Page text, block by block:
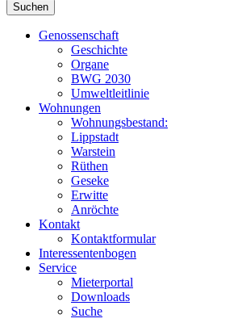
Suchen
Genossenschaft
Geschichte
Organe
BWG 2030
Umweltleitlinie
Wohnungen
Wohnungsbestand:
Lippstadt
Warstein
Rüthen
Geseke
Erwitte
Anröchte
Kontakt
Kontaktformular
Interessentenbogen
Service
Mieterportal
Downloads
Suche